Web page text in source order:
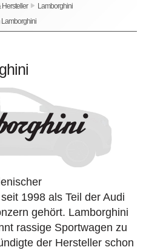
Hersteller
Lamborghini
Lamborghini
1998 als Teil der Audi
gehört. Lamborghini
rassige Sportwagen zu
der Hersteller schon